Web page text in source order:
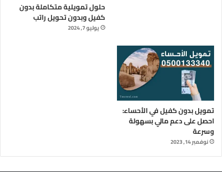
حلول تمويلية متكاملة بدون
كفيل وبدون تحويل راتب
يوليو 7, 2024
تمويل بدون كفيل في الأحساء:
احصل على دعم مالي بسهولة
وسرعة
نوفمبر 14, 2023